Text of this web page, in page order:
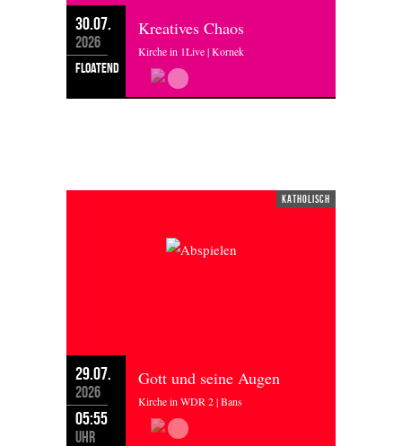
30.07.
2026
floatend
Kreatives Chaos
Kirche in 1Live | Kornek
katholisch
29.07.
2026
05:55
Uhr
Gott und seine Augen
Kirche in WDR 2 | Bans